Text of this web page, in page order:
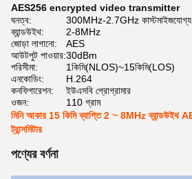
AES256 encrypted video transmitter
ঘনত্ব:
300MHz-2.7GHz কাস্টমাইজযোগ্য
ব্যান্ডউইথ:
2-8MHz
জোড়া লাগানো:
AES
আউটপুট পাওয়ার:30dBm
পরিসীমা:
1কিমি(NLOS)~15কিমি(LOS)
এনকোডিং:
H.264
কনফিগারেশন:
ইউএসবি প্রোগ্রামার
ওজন:
110 গ্রাম
মিনি আকার 15 কিমি ব্যাপ্তি 2 ~ 8MHz
ট্রান্সমিটার
পণ্যের বর্ণনা